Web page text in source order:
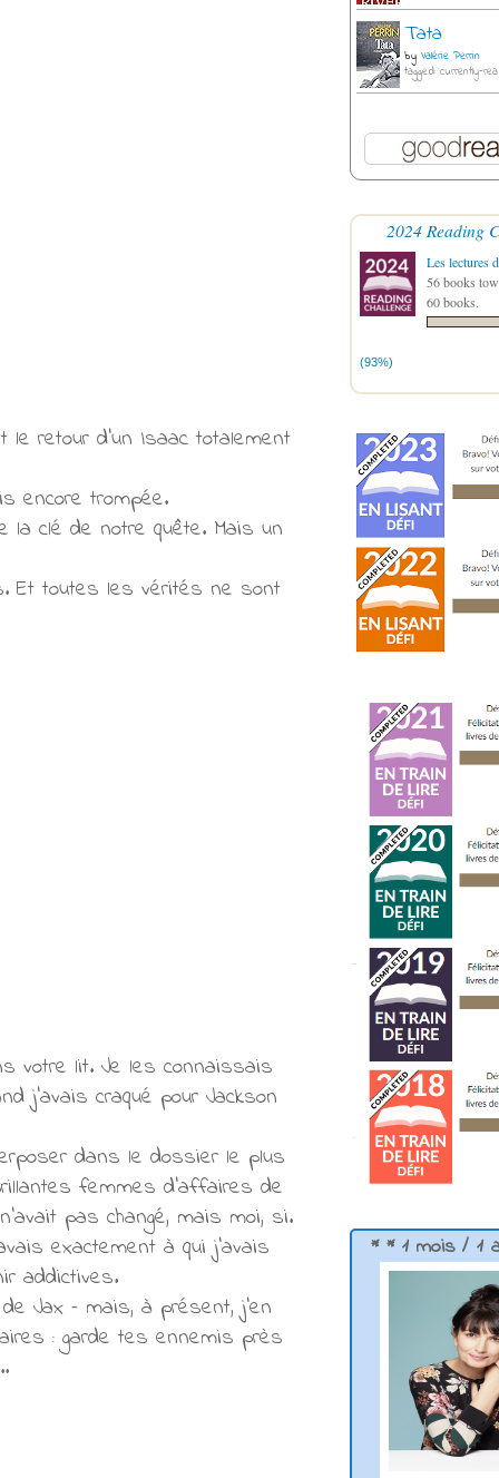
le retour d'un Isaac totalement
encore trompée.
clé de notre quête. Mais un
Et toutes les vérités ne sont
votre lit. Je les connaissais
j’avais craqué pour Jackson
dans le dossier le plus
femmes d’affaires de
pas changé, mais moi, si.
exactement à qui j’avais
addictives.
Jax – mais, à présent, j’en
: garde tes ennemis près
Tata
by Valérie Perrin
tagged: currently-
2024 Reading
Les lectures
56 books
60 books.
(93%)
* * 1 mois / 1